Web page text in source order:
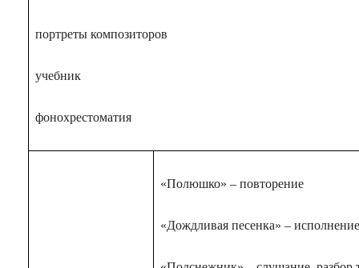
портреты композиторов
учебник
фонохрестоматия
«Полюшко» – повторение
«Дождливая песенка» – исполнение